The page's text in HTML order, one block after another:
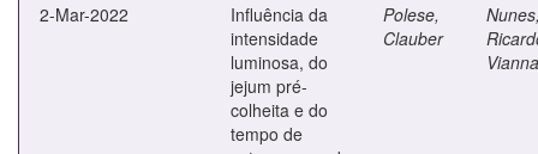
2-Mar-2022
Influência da
intensidade
luminosa, do
jejum pré-
colheita e do
tempo de
Polese,
Clauber
Vianna